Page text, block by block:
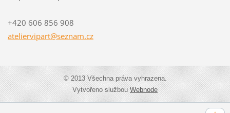
+420 606 856 908
ateliervipart@seznam.cz
© 2013 Všechna práva vyhrazena.
Vytvořeno službouWebnode